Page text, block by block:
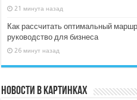
21 минута назад
Как рассчитать оптимальный
руководство для бизнеса
26 минут назад
Новости в картинках